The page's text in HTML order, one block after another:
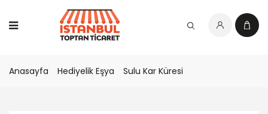
Anasayfa Hediyelik Eşya Sulu Kar Küresi